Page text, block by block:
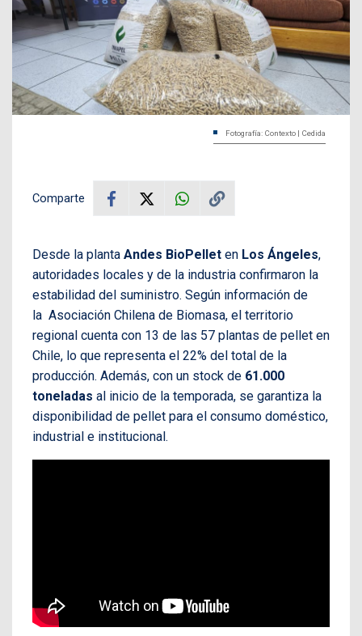
Fotografía: Contexto | Cedida
Comparte
Desde la planta Andes BioPellet en Los Ángeles,
autoridades locales y de la industria confirmaron la
estabilidad del suministro. Según información de
la Asociación Chilena de Biomasa, el territorio
regional cuenta con 13 de las 57 plantas de pellet en
Chile, lo que representa el 22% del total de la
producción. Además, con un stock de 61.000
toneladas al inicio de la temporada, se garantiza la
disponibilidad de pellet para el consumo doméstico,
industrial e institucional.